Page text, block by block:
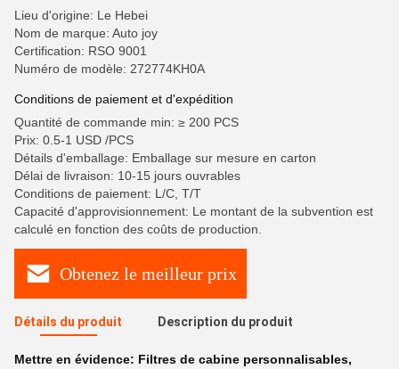
Lieu d'origine: Le Hebei
Nom de marque: Auto joy
Certification: RSO 9001
Numéro de modèle: 272774KH0A
Conditions de paiement et d'expédition
Quantité de commande min: ≥ 200 PCS
Prix: 0.5-1 USD /PCS
Détails d'emballage: Emballage sur mesure en carton
Délai de livraison: 10-15 jours ouvrables
Conditions de paiement: L/C, T/T
Capacité d'approvisionnement: Le montant de la subvention est
calculé en fonction des coûts de production.
Obtenez le meilleur prix
Détails du produit Description du produit
Mettre en évidence: Filtres de cabine personnalisables,